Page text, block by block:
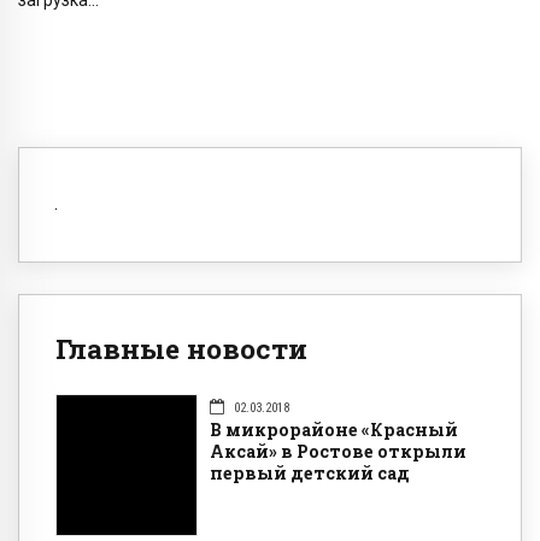
Главные новости
02.03.2018
В микрорайоне «Красный
Аксай» в Ростове открыли
первый детский сад